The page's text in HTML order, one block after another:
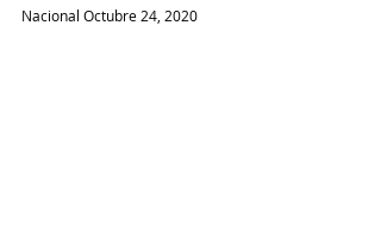
Nacional Octubre 24, 2020